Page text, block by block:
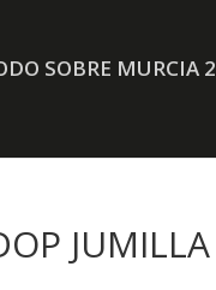
SOBRE MURCIA
JUMILLA